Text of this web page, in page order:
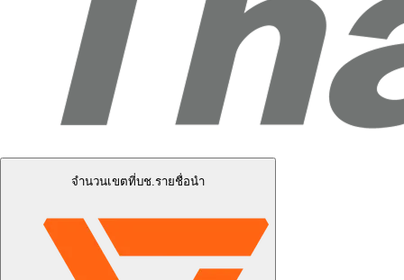
จำนวนเขตที่บช.รายชื่อนำ